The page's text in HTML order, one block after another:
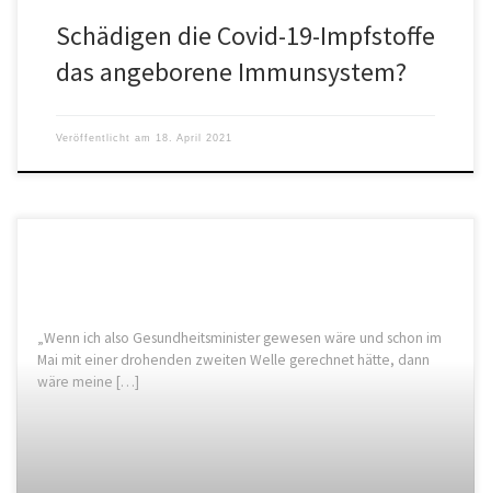
Schädigen die Covid-19-Impfstoffe
das angeborene Immunsystem?
Veröffentlicht am 18. April 2021
„Wenn ich also Gesundheitsminister gewesen wäre und schon im
Mai mit einer drohenden zweiten Welle gerechnet hätte, dann
wäre meine […]